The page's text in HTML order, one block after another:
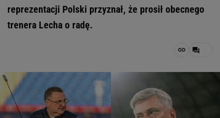
reprezentacji Polski przyznał, że prosił obecnego
trenera Lecha o radę.